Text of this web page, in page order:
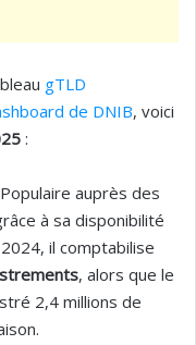
gTLD
de DNIB, voici
:
auprès des
à sa disponibilité
il comptabilise
, alors que le
2,4 millions de